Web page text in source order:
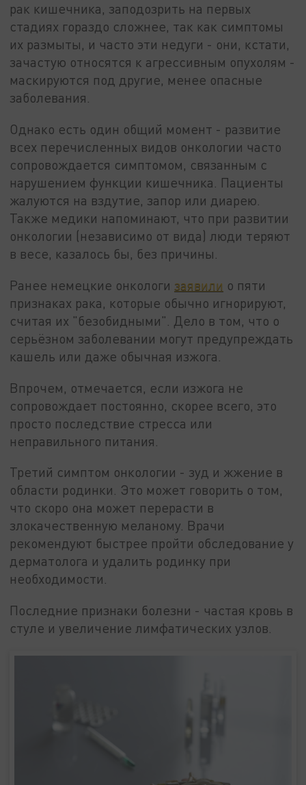
рак кишечника, заподозрить на первых
стадиях гораздо сложнее, так как симптомы
их размыты, и часто эти недуги - они, кстати,
зачастую относятся к агрессивным опухолям -
маскируются под другие, менее опасные
заболевания.
Однако есть один общий момент - развитие
всех перечисленных видов онкологии часто
сопровождается симптомом, связанным с
нарушением функции кишечника. Пациенты
жалуются на вздутие, запор или диарею.
Также медики напоминают, что при развитии
онкологии (независимо от вида) люди теряют
в весе, казалось бы, без причины.
Ранее немецкие онкологи заявили о пяти
признаках рака, которые обычно игнорируют,
считая их "безобидными". Дело в том, что о
серьёзном заболевании могут предупреждать
кашель или даже обычная изжога.
Впрочем, отмечается, если изжога не
сопровождает постоянно, скорее всего, это
просто последствие стресса или
неправильного питания.
Третий симптом онкологии - зуд и жжение в
области родинки. Это может говорить о том,
что скоро она может перерасти в
злокачественную меланому. Врачи
рекомендуют быстрее пройти обследование у
дерматолога и удалить родинку при
необходимости.
Последние признаки болезни - частая кровь в
стуле и увеличение лимфатических узлов.